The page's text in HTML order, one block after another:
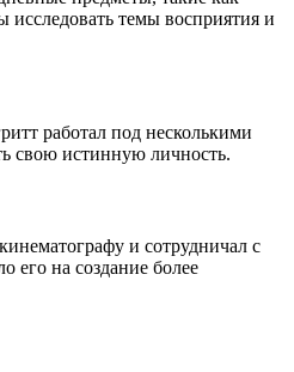
темы восприятия и
работал под несколькими
свою истинную личность.
и сотрудничал с
его на создание более